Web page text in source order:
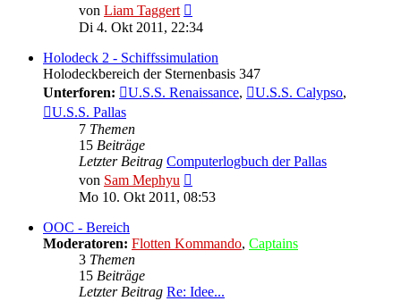
von Liam Taggert
Beitrag
Di 4. Okt 2011, 22:34
Holodeck 2 - Schiffssimulation
Holodeckbereich der Sternenbasis 347
Unterforen:
U.S.S. Renaissance, U.S.S. Calypso,
U.S.S. Pallas
7 Themen
15 Beiträge
Letzter Beitrag Computerlogbuch der Pallas
von Sam Mephyu
Beitrag
Mo 10. Okt 2011, 08:53
OOC - Bereich
Moderatoren: Flotten Kommando, Captains
3 Themen
15 Beiträge
Letzter Beitrag Re: Idee...